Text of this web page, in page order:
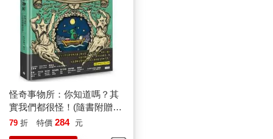
怪奇事物所：你知道嗎？其
實我們都很怪！(隨書附贈怪
奇筆記本)
79 折 特價 284 元